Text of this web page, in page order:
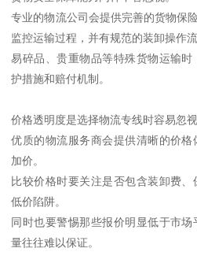
专业的物流公司会提供完善的货物保
监控运输过程，并有规范的装卸操作流
易碎品、贵重物品等特殊货物运输
护措施和赔付机制。
价格透明度是选择物流专线时容易忽
优质的物流服务商会提供清晰的价
加价。
比较价格时要关注是否包含装卸费
低价陷阱。
同时也要警惕那些报价明显低于市
量往往难以保证。